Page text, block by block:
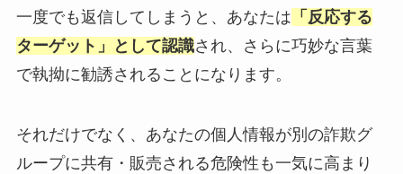
一度でも返信してしまうと、あなたは 「反応する
ターゲット」として認識され、さらに巧妙な言葉
で執拗に勧誘されることになります。
それだけでなく、あなたの個人情報が別の詐欺グ
ループに共有・販売される危険性も一気に高まり